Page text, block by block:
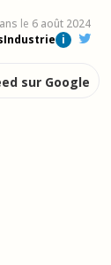
le 6 août 2024
i
sur Google